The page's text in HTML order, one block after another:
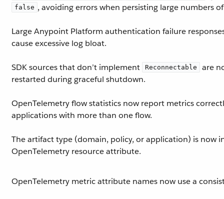
false , avoiding errors when persisting large numbers
Large Anypoint Platform authentication failure
cause excessive log bloat.
SDK sources that don’t implement Reconnectable
are
restarted during graceful shutdown.
OpenTelemetry flow statistics now report metrics
applications with more than one flow.
The artifact type (domain, policy, or application) is now
OpenTelemetry resource attribute.
OpenTelemetry metric attribute names now use a